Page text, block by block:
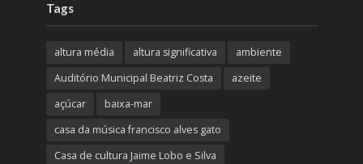
Tags
altura média altura significativa
ambiente
Auditório Municipal Beatriz Costa
azeite
açúcar
baixa-mar
casa da música francisco alves gato
Casa de cultura Jaime Lobo e Silva